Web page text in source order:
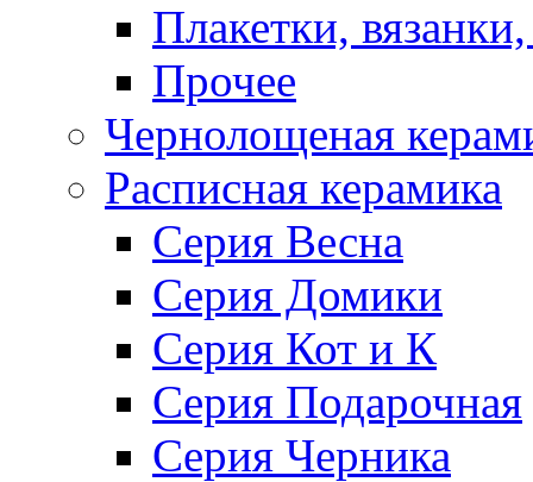
Плакетки,
Прочее
Чернолощеная
Расписная керамика
Серия Весна
Серия Домики
Серия Кот и К
Серия Подарочная
Серия Черника